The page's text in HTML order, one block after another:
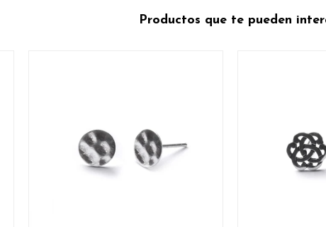
Productos que te pueden